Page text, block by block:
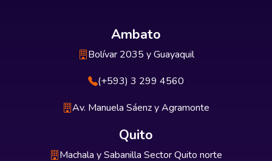
Ambato
Bolívar 2035 y Guayaquil
(+593) 3 299 4560
Av. Manuela Sáenz y Agramonte
Quito
Machala y Sabanilla Sector Quito norte